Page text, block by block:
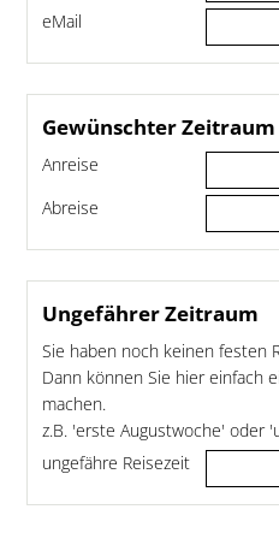
eMail
Gewünschter Zeitraum
Anreise
Abreise
Ungefährer Zeitraum
Sie haben noch keinen festen
Dann können Sie hier einfach
machen.
z.B. 'erste Augustwoche' oder
ungefähre Reisezeit